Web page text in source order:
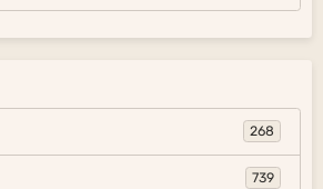
268
739